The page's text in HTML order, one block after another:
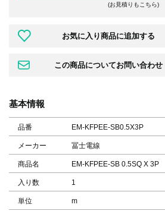
(お見積りもこちら)
基本情報
品番 EM-KFPEE-SB0.5X3P
メーカー 冨士電線
商品名 EM-KFPEE-SB 0.5SQ X 3P
入り数 1
単位 m